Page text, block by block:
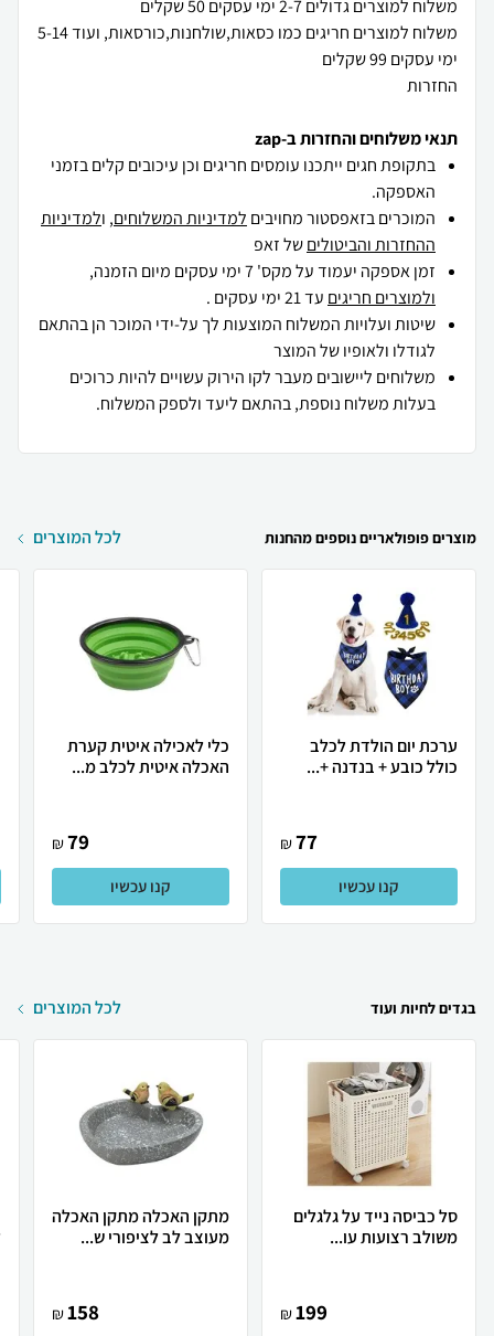
משלוח למוצרים חריגים כמו כסאות,שולחנות,כורסאות, ועוד 5-14
החזרות
תנאי משלוחים והחזרות ב-zap
בתקופת חגים ייתכנו עומסים חריגים וכן עיכובים קלים בזמני
האספקה.
המוכרים בזאפסטור מחויבים למדיניות המשלוחים, ולמדיניות
ההחזרות והביטוליםשל זאפ
זמן אספקה יעמוד על מקס' 7 ימי עסקים מיום הזמנה,
ולמוצרים חריגים עד 21 ימי עסקים .
שיטות ועלויות המשלוח המוצעות לך על-ידי המוכר הן בהתאם
לגודלו ולאופיו של המוצר
משלוחים ליישובים מעבר לקו הירוק עשויים להיות כרוכים
בעלות משלוח נוספת, בהתאם ליעד ולספק המשלוח.
מוצרים פופולאריים נוספים מהחנות לכל המוצרים
ערכת יום הולדת לכלב
כולל כובע + בנדנה +...
77
₪
קנו עכשיו
כלי לאכילה איטית קערת
האכלה איטית לכלב מ...
79
₪
קנו עכשיו
בגדים לחיות ועוד לכל המוצרים
סל כביסה נייד על גלגלים
משולב רצועות עו...
199
₪
מתקן האכלה מתקן האכלה
מעוצב לב לציפורי ש...
158
₪